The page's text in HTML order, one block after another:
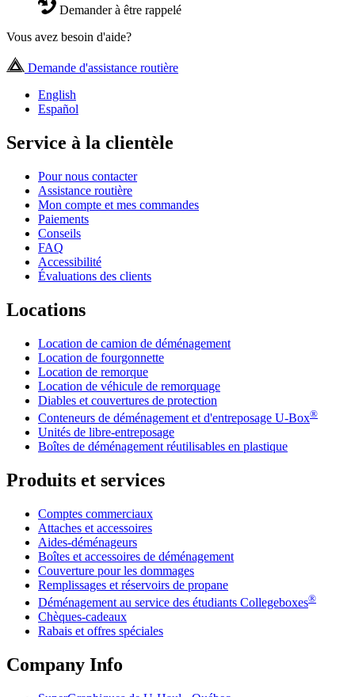
Demander à être rappelé
Vous avez besoin d'aide?
Demande d'assistance routière
English
Español
Service à la clientèle
Pour nous contacter
Assistance routière
Mon compte et mes commandes
Paiements
Conseils
FAQ
Accessibilité
Évaluations des clients
Locations
Location de camion de déménagement
Location de fourgonnette
Location de remorque
Location de véhicule de remorquage
Diables et couvertures de protection
Conteneurs de déménagement et d'entreposage U-Box®
Unités de libre-entreposage
Boîtes de déménagement réutilisables en plastique
Produits et services
Comptes commerciaux
Attaches et accessoires
Aides-déménageurs
Boîtes et accessoires de déménagement
Couverture pour les dommages
Remplissages et réservoirs de propane
Déménagement au service des étudiants Collegeboxes®
Chèques-cadeaux
Rabais et offres spéciales
Company Info